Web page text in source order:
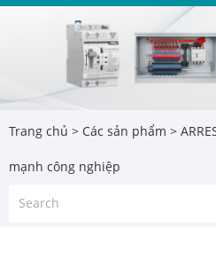
Trang chủ > Các sản phẩm >
mạnh công nghiệp